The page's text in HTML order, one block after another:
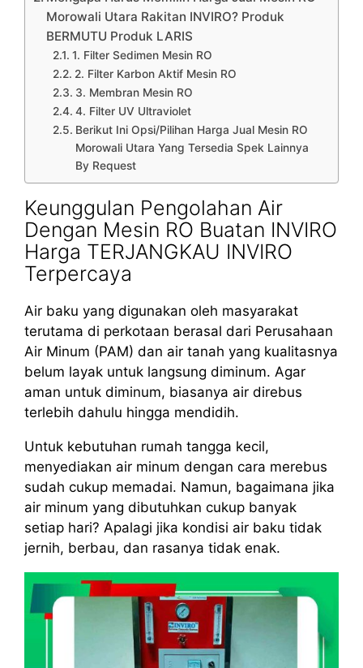
Morowali Utara Rakitan INVIRO? Produk
BERMUTU Produk LARIS
1. Filter Sedimen Mesin RO
2. Filter Karbon Aktif Mesin RO
3. Membran Mesin RO
4. Filter UV Ultraviolet
Berikut Ini Opsi/Pilihan Harga Jual Mesin RO
Morowali Utara Yang Tersedia Spek Lainnya
By Request
Keunggulan Pengolahan Air
Dengan Mesin RO Buatan INVIRO
Harga TERJANGKAU INVIRO
Terpercaya
Air baku yang digunakan oleh masyarakat
terutama di perkotaan berasal dari Perusahaan
Air Minum (PAM) dan air tanah yang kualitasnya
belum layak untuk langsung diminum. Agar
aman untuk diminum, biasanya air direbus
terlebih dahulu hingga mendidih.
Untuk kebutuhan rumah tangga kecil,
menyediakan air minum dengan cara merebus
sudah cukup memadai. Namun, bagaimana jika
air minum yang dibutuhkan cukup banyak
setiap hari? Apalagi jika kondisi air baku tidak
jernih, berbau, dan rasanya tidak enak.